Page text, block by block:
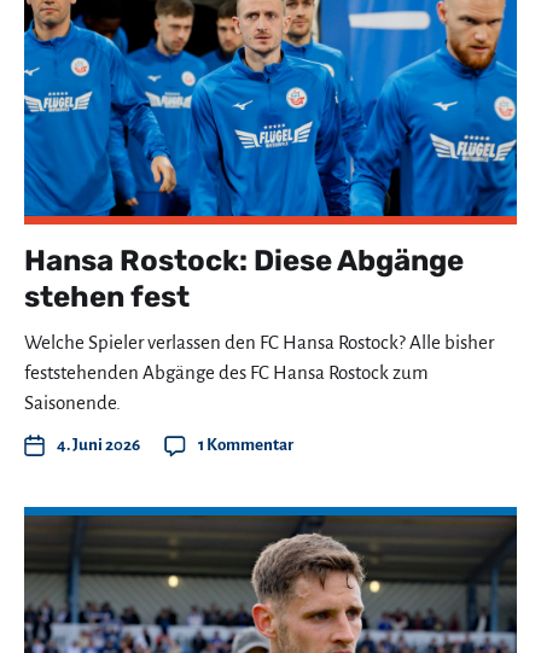
Hansa Rostock: Diese Abgänge
stehen fest
Welche Spieler verlassen den FC Hansa Rostock? Alle bisher
feststehenden Abgänge des FC Hansa Rostock zum
Saisonende.
4. Juni 2026 1 Kommentar